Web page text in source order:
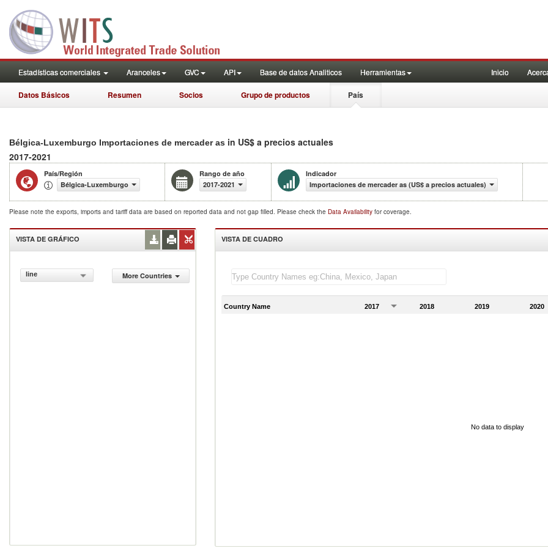
Estadísticas comerciales Aranceles GVC API Base de datos Analiticos Herramientas Inicio
Datos Básicos Resumen Socios Grupo de productos País
Bélgica-Luxemburgo Importaciones de mercader as in US$ a precios actuales
2017-2021
País/Región
Bélgica-Luxemburgo
Rango de año
2017-2021
Indicador
Importaciones de mercader as (US$ a precios actuales)
Please note the exports, imports and tariff data are based on reported data and not gap filled. Please check the Data Availability for coverage.
VISTA DE GRÁFICO
line More Countries
VISTA DE CUADRO
Country Name 2017 2018 2019 2020
No data to display